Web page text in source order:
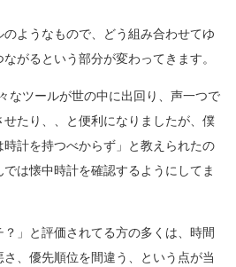
ようなもので、どう組み合わせてゆ
がるという部分が変わってきます。
なツールが世の中に出回り、声一つで
たり、、と便利になりましたが、僕
計を持つべからず」と教えられたの
は懐中時計を確認するようにしてま
」と評価されてる方の多くは、時間
、優先順位を間違う、という点が当